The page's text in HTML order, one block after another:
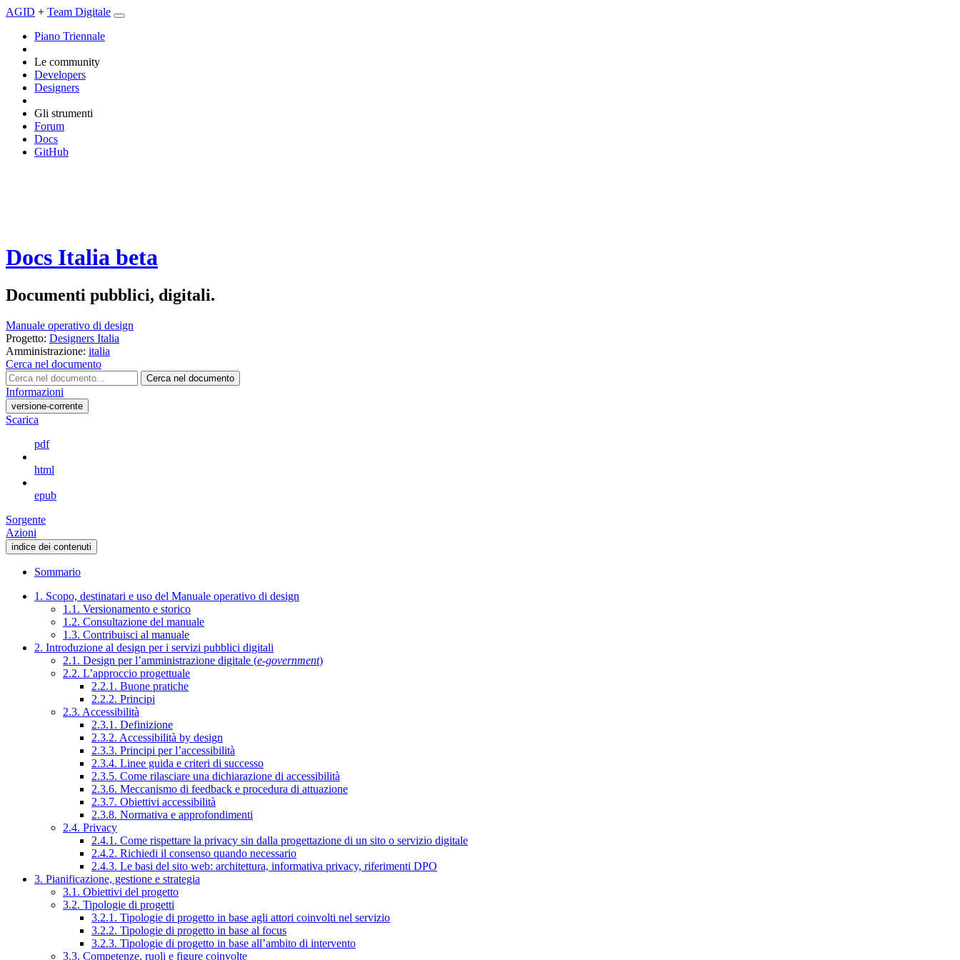
AGID + Team Digitale
Piano Triennale
Le community
Developers
Designers
Gli strumenti
Forum
Docs
GitHub
Docs Italia beta
Documenti pubblici, digitali.
Manuale operativo di design
Progetto: Designers Italia
Amministrazione: italia
Cerca nel documento
Cerca nel documento
Informazioni
versione-corrente
Scarica
pdf
html
epub
Sorgente
Azioni
indice dei contenuti
Sommario
1. Scopo, destinatari e uso del Manuale operativo di design
1.1. Versionamento e storico
1.2. Consultazione del manuale
1.3. Contribuisci al manuale
2. Introduzione al design per i servizi pubblici digitali
2.1. Design per l’amministrazione digitale (e-government)
2.2. L’approccio progettuale
2.2.1. Buone pratiche
2.2.2. Principi
2.3. Accessibilità
2.3.1. Definizione
2.3.2. Accessibilità by design
2.3.3. Principi per l’accessibilità
2.3.4. Linee guida e criteri di successo
2.3.5. Come rilasciare una dichiarazione di accessibilità
2.3.6. Meccanismo di feedback e procedura di attuazione
2.3.7. Obiettivi accessibilità
2.3.8. Normativa e approfondimenti
2.4. Privacy
2.4.1. Come rispettare la privacy sin dalla progettazione di un sito o servizio digitale
2.4.2. Richiedi il consenso quando necessario
2.4.3. Le basi del sito web: architettura, informativa privacy, riferimenti DPO
3. Pianificazione, gestione e strategia
3.1. Obiettivi del progetto
3.2. Tipologie di progetti
3.2.1. Tipologie di progetto in base agli attori coinvolti nel servizio
3.2.2. Tipologie di progetto in base al focus
3.2.3. Tipologie di progetto in base all’ambito di intervento
3.3. Competenze, ruoli e figure coinvolte